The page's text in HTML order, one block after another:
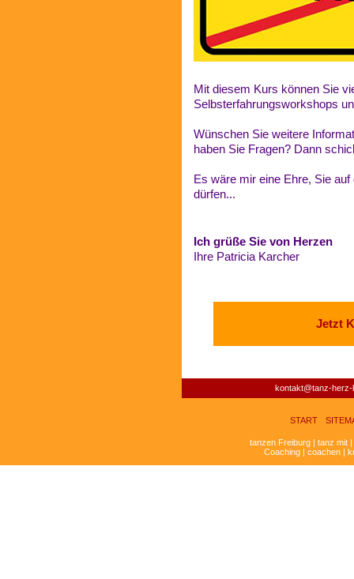
Mit diesem Kurs können Sie
Selbsterfahrungsworkshops
Wünschen Sie weitere
haben Sie Fragen? Dann
Es wäre mir eine Ehre, Sie
dürfen...
Ich grüße Sie von Herzen
Ihre Patricia Karcher
Jetzt
kontakt@tanz-
START
tanzen Freiburg | tanz mit
Coaching | coachen |